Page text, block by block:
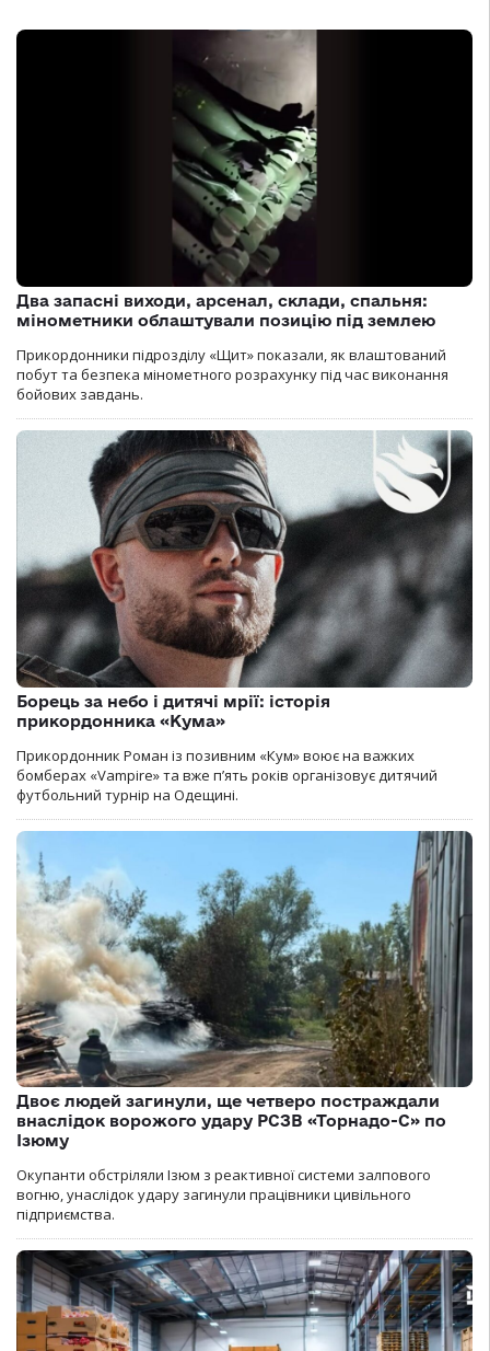
Два запасні виходи, арсенал, склади, спальня:
мінометники облаштували позицію під землею
Прикордонники підрозділу «Щит» показали, як влаштований
побут та безпека мінометного розрахунку під час виконання
бойових завдань.
Борець за небо і дитячі мрії: історія
прикордонника «Кума»
Прикордонник Роман із позивним «Кум» воює на важких
бомберах «Vampire» та вже п’ять років організовує дитячий
футбольний турнір на Одещині.
Двоє людей загинули, ще четверо постраждали
внаслідок ворожого удару РСЗВ «Торнадо-С» по
Ізюму
Окупанти обстріляли Ізюм з реактивної системи залпового
вогню, унаслідок удару загинули працівники цивільного
підприємства.